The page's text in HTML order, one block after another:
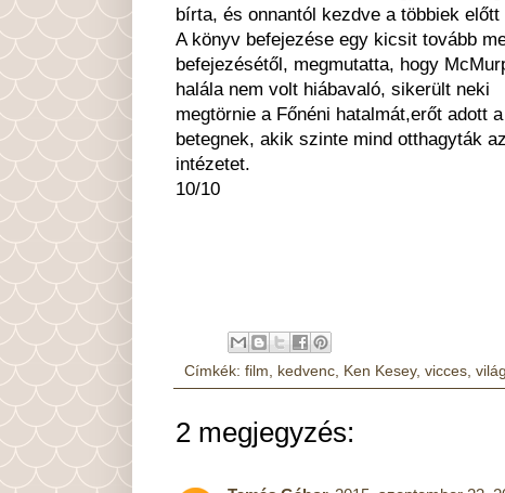
bírta, és onnantól kezdve a többiek előtt
A könyv befejezése egy kicsit tovább
befejezésétől, megmutatta, hogy
halála nem volt hiábavaló, sikerült neki
megtörnie a Főnéni hatalmát,erőt adott
betegnek, akik szinte mind otthagyták az
intézetet.
10/10
Címkék: film kedvenc Ken Kesey, vicces
2 megjegyzés: